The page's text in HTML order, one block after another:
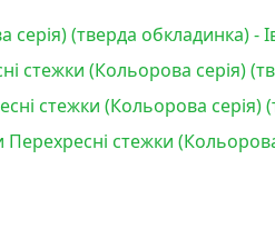
(тверда обкладинка) -
стежки (Кольорова серія)
стежки (Кольорова серія)
Перехресні стежки